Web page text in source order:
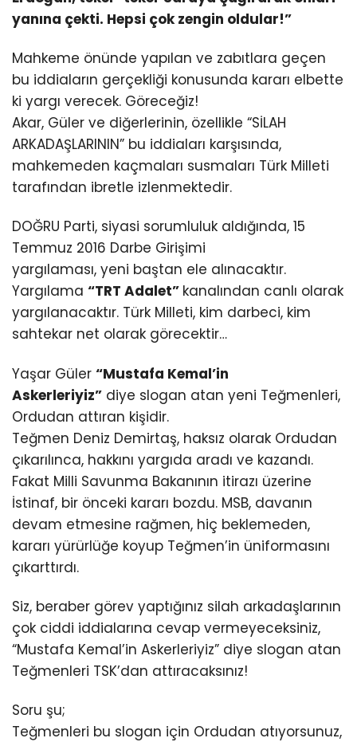
yanına çekti. Hepsi çok zengin oldular!”
Mahkeme önünde yapılan ve zabıtlara geçen
bu iddiaların gerçekliği konusunda kararı elbette
ki yargı verecek. Göreceğiz!
Akar, Güler ve diğerlerinin, özellikle “SİLAH
ARKADAŞLARININ” bu iddiaları karşısında,
mahkemeden kaçmaları susmaları Türk Milleti
tarafından ibretle izlenmektedir.
DOĞRU Parti, siyasi sorumluluk aldığında, 15
Temmuz 2016 Darbe Girişimi
yargılaması, yeni baştan ele alınacaktır.
Yargılama “TRT Adalet” kanalından canlı olarak
yargılanacaktır. Türk Milleti, kim darbeci, kim
sahtekar net olarak görecektir…
Yaşar Güler “Mustafa Kemal’in
Askerleriyiz” diye slogan atan yeni Teğmenleri,
Ordudan attıran kişidir.
Teğmen Deniz Demirtaş, haksız olarak Ordudan
çıkarılınca, hakkını yargıda aradı ve kazandı.
Fakat Milli Savunma Bakanının itirazı üzerine
İstinaf, bir önceki kararı bozdu. MSB, davanın
devam etmesine rağmen, hiç beklemeden,
kararı yürürlüğe koyup Teğmen’in üniformasını
çıkarttırdı.
Siz, beraber görev yaptığınız silah arkadaşlarının
çok ciddi iddialarına cevap vermeyeceksiniz,
“Mustafa Kemal’in Askerleriyiz” diye slogan atan
Teğmenleri TSK’dan attıracaksınız!
Soru şu;
Teğmenleri bu slogan için Ordudan atıyorsunuz,